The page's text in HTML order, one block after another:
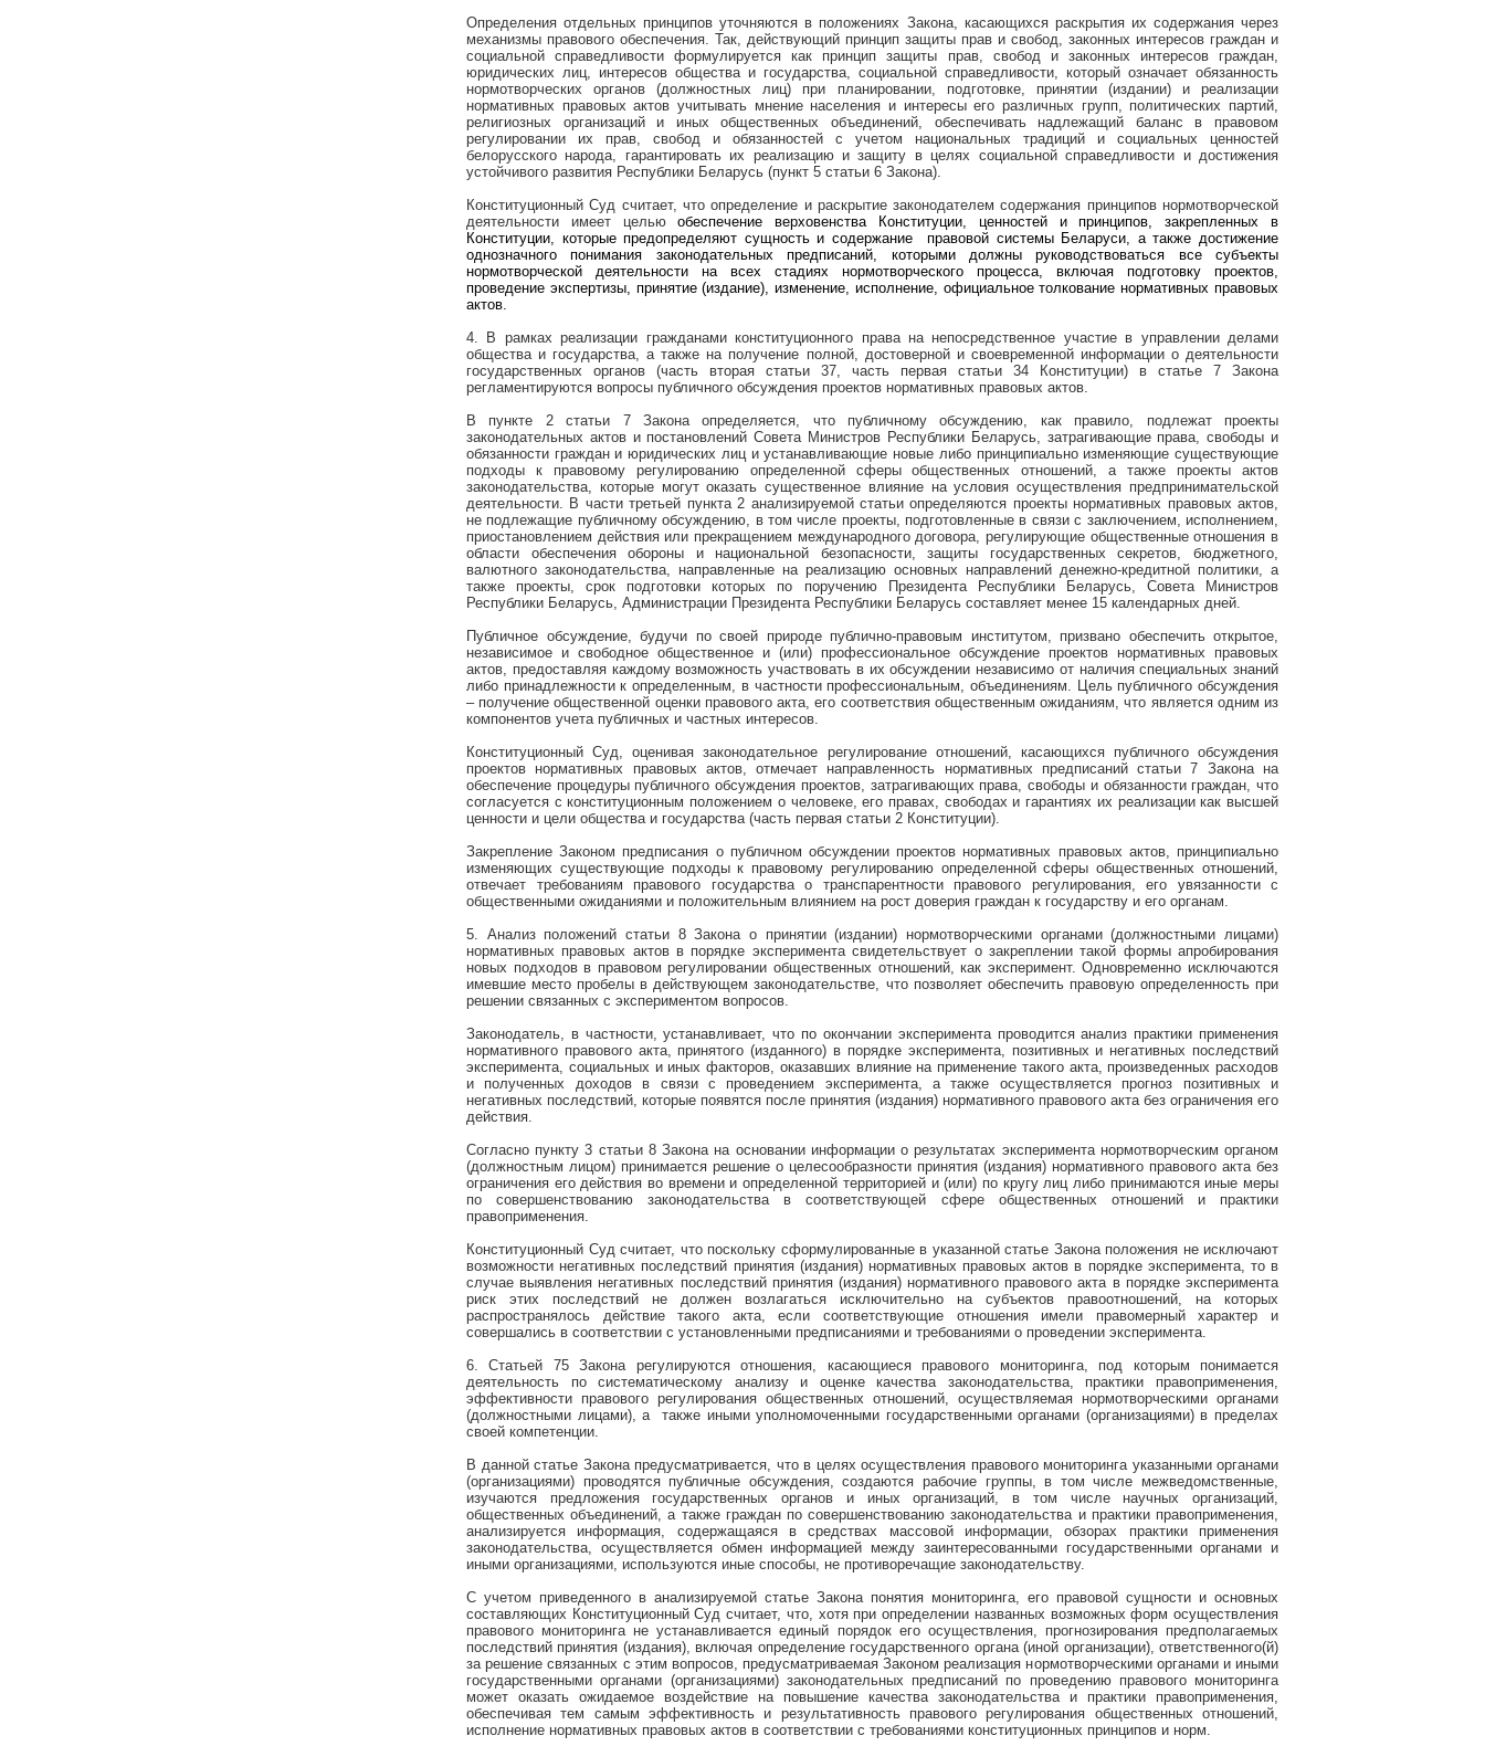
Определения отдельных принципов уточняются в положениях Закона, касающихся раскрытия их содержания через
механизмы правового обеспечения. Так, действующий принцип защиты прав и свобод, законных интересов граждан и
социальной справедливости формулируется как принцип защиты прав, свобод и законных интересов граждан,
юридических лиц, интересов общества и государства, социальной справедливости, который означает обязанность
нормотворческих органов (должностных лиц) при планировании, подготовке, принятии (издании) и реализации
нормативных правовых актов учитывать мнение населения и интересы его различных групп, политических партий,
религиозных организаций и иных общественных объединений, обеспечивать надлежащий баланс в правовом
регулировании их прав, свобод и обязанностей с учетом национальных традиций и социальных ценностей
белорусского народа, гарантировать их реализацию и защиту в целях социальной справедливости и достижения
устойчивого развития Республики Беларусь (пункт 5 статьи 6 Закона).
Конституционный Суд считает, что определение и раскрытие законодателем содержания принципов нормотворческой
деятельности имеет цельюобеспечение верховенства Конституции, ценностей и принципов, закрепленных в
Конституции, которые предопределяют сущность и содержание
правовой системы Беларуси, а также достижение
однозначного понимания законодательных предписаний, которыми должны руководствоваться все субъекты
нормотворческой деятельности на всех стадиях нормотворческого процесса, включая подготовку проектов,
проведение экспертизы, принятие (издание), изменение, исполнение, официальное толкование нормативных правовых
актов.
4. В рамках реализации гражданами конституционного права на непосредственное участие в управлении делами
общества и государства, а также на получение полной, достоверной и своевременной информации о деятельности
государственных органов (часть вторая статьи 37, часть первая статьи 34 Конституции) в статье 7 Закона
регламентируются вопросы публичного обсуждения проектов нормативных правовых актов.
В пункте 2 статьи 7 Закона определяется, что публичному обсуждению, как правило, подлежат проекты
законодательных актов и постановлений Совета Министров Республики Беларусь, затрагивающие права, свободы и
обязанности граждан и юридических лиц и устанавливающие новые либо принципиально изменяющие существующие
подходы к правовому регулированию определенной сферы общественных отношений, а также проекты актов
законодательства, которые могут оказать существенное влияние на условия осуществления предпринимательской
деятельности. В части третьей пункта 2 анализируемой статьи определяются проекты нормативных правовых актов,
не подлежащие публичному обсуждению, в том числе проекты, подготовленные в связи с заключением, исполнением,
приостановлением действия или прекращением международного договора, регулирующие общественные отношения в
области обеспечения обороны и национальной безопасности, защиты государственных секретов, бюджетного,
валютного законодательства, направленные на реализацию основных направлений денежно-кредитной политики, а
также проекты, срок подготовки которых по поручению Президента Республики Беларусь, Совета Министров
Республики Беларусь, Администрации Президента Республики Беларусь составляет менее 15 календарных дней.
Публичное обсуждение, будучи по своей природе публично-правовым институтом, призвано обеспечить открытое,
независимое и свободное общественное и (или) профессиональное обсуждение проектов нормативных правовых
актов, предоставляя каждому возможность участвовать в их обсуждении независимо от наличия специальных знаний
либо принадлежности к определенным, в частности профессиональным, объединениям. Цель публичного обсуждения
– получение общественной оценки правового акта, его соответствия общественным ожиданиям, что является одним из
компонентов учета публичных и частных интересов.
Конституционный Суд, оценивая законодательное регулирование отношений, касающихся публичного обсуждения
проектов нормативных правовых актов, отмечает направленность нормативных предписаний статьи 7 Закона на
обеспечение процедуры публичного обсуждения проектов, затрагивающих права, свободы и обязанности граждан, что
согласуется с конституционным положением о человеке, его правах, свободах и гарантиях их реализации как высшей
ценности и цели общества и государства (часть первая статьи 2 Конституции).
Закрепление Законом предписания о публичном обсуждении проектов нормативных правовых актов, принципиально
изменяющих существующие подходы к правовому регулированию определенной сферы общественных отношений,
отвечает требованиям правового государства о транспарентности правового регулирования, его увязанности с
общественными ожиданиями и положительным влиянием на рост доверия граждан к государству и его органам.
5. Анализ положений статьи 8 Закона о принятии (издании) нормотворческими органами (должностными лицами)
нормативных правовых актов в порядке эксперимента свидетельствует о закреплении такой формы апробирования
новых подходов в правовом регулировании общественных отношений, как эксперимент. Одновременно исключаются
имевшие место пробелы в действующем законодательстве, что позволяет обеспечить правовую определенность при
решении связанных с экспериментом вопросов.
Законодатель, в частности, устанавливает, что по окончании эксперимента проводится анализ практики применения
нормативного правового акта, принятого (изданного) в порядке эксперимента, позитивных и негативных последствий
эксперимента, социальных и иных факторов, оказавших влияние на применение такого акта, произведенных расходов
и полученных доходов в связи с проведением эксперимента, а также осуществляется прогноз позитивных и
негативных последствий, которые появятся после принятия (издания) нормативного правового акта без ограничения его
действия.
Согласно пункту 3 статьи 8 Закона на основании информации о результатах эксперимента нормотворческим органом
(должностным лицом) принимается решение о целесообразности принятия (издания) нормативного правового акта без
ограничения его действия во времени и определенной территорией и (или) по кругу лиц либо принимаются иные меры
по совершенствованию законодательства в соответствующей сфере общественных отношений и практики
правоприменения.
Конституционный Суд считает, что поскольку сформулированные в указанной статье Закона положения не исключают
возможности негативных последствий принятия (издания) нормативных правовых актов в порядке эксперимента, то в
случае выявления негативных последствий принятия (издания) нормативного правового акта в порядке эксперимента
риск этих последствий не должен возлагаться исключительно на субъектов правоотношений, на которых
распространялось действие такого акта, если соответствующие отношения имели правомерный характер и
совершались в соответствии с установленными предписаниями и требованиями о проведении эксперимента.
6. Статьей 75 Закона регулируются отношения, касающиеся правового мониторинга, под которым понимается
деятельность по систематическому анализу и оценке качества законодательства, практики правоприменения,
эффективности правового регулирования общественных отношений, осуществляемая нормотворческими органами
(должностными лицами), а также иными уполномоченными государственными органами (организациями) в пределах
своей компетенции.
В данной статье Закона предусматривается, что в целях осуществления правового мониторинга указанными органами
(организациями) проводятся публичные обсуждения, создаются рабочие группы, в том числе межведомственные,
изучаются предложения государственных органов и иных организаций, в том числе научных организаций,
общественных объединений, а также граждан по совершенствованию законодательства и практики правоприменения,
анализируется информация, содержащаяся в средствах массовой информации, обзорах практики применения
законодательства, осуществляется обмен информацией между заинтересованными государственными органами и
иными организациями, используются иные способы, не противоречащие законодательству.
С учетом приведенного в анализируемой статье Закона понятия мониторинга, его правовой сущности и основных
составляющих Конституционный Суд считает, что, хотя при определении названных возможных форм осуществления
правового мониторинга не устанавливается единый порядок его осуществления, прогнозирования предполагаемых
последствий принятия (издания), включая определение государственного органа (иной организации), ответственного(й)
за решение связанных с этим вопросов, предусматриваемая Законом реализация нормотворческими органами и иными
государственными органами (организациями) законодательных предписаний по проведению правового мониторинга
может оказать ожидаемое воздействие на повышение качества законодательства и практики правоприменения,
обеспечивая тем самым эффективность и результативность правового регулирования общественных отношений,
исполнение нормативных правовых актов в соответствии с требованиями конституционных принципов и норм.